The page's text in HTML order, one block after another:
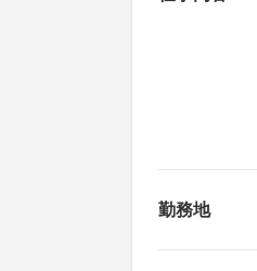
勤務地